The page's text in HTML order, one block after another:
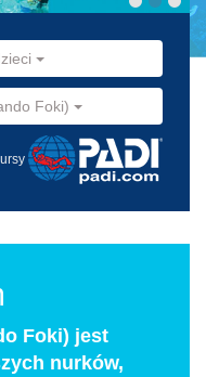
Foki)
Foki) jest
nurków,